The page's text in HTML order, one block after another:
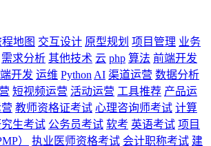
地图 交互设计 原型规划 项目管理 业务
需求分析 其他技术 云 php 算法 前端开发
开发 运维 Python AI 渠道运营 数据分析
短视频运营 活动运营 工具推荐 产品运
教师资格证考试 心理咨询师考试 计算
生考试 公务员考试 软考 英语考试 项目
）
执业医师资格考试 会计职称考试 建